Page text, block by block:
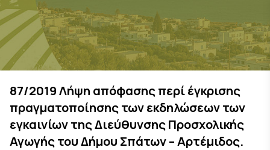
87/2019 Λήψη απόφασης περί έγκρισης
πραγματοποίησης των εκδηλώσεων των
εγκαινίων της Διεύθυνσης Προσχολικής
Αγωγής του Δήμου Σπάτων – Αρτέμιδος.